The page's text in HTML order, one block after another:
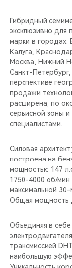
Гибридный
эксклюзивно для
марки в городах:
Калуга,
Москва, Нижний
Санкт-
перспективе
продажи
расширена, по
сервисной зоны и
специалистами.
Силовая
построена на
мощностью 147
1750-4000 об/мин
максимальной
Общая мощность
Объединяя в себе
трансмиссией
наибольшую
Уникальность